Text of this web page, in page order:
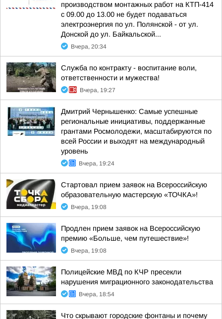
производством монтажных работ на КТП-414
с 09.00 до 13.00 не будет подаваться
электроэнергия по ул. Полянской - от ул.
Донской до ул. Байкальской...
Вчера, 20:34
Служба по контракту - воспитание воли,
ответственности и мужества!
Вчера, 19:27
Дмитрий Чернышенко: Самые успешные
региональные инициативы, поддержанные
грантами Росмолодежи, масштабируются по
всей России и выходят на международный
уровень
Вчера, 19:24
Стартовал прием заявок на Всероссийскую
образовательную мастерскую «ТОЧКА»!
Вчера, 19:08
Продлен прием заявок на Всероссийскую
премию «Больше, чем путешествие»!
Вчера, 19:08
Полицейские МВД по КЧР пресекли
нарушения миграционного законодательства
Вчера, 18:54
Что скрывают городские фонтаны и почему